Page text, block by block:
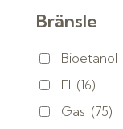
Bränsle
Bioetanol
El (16)
Gas (75)